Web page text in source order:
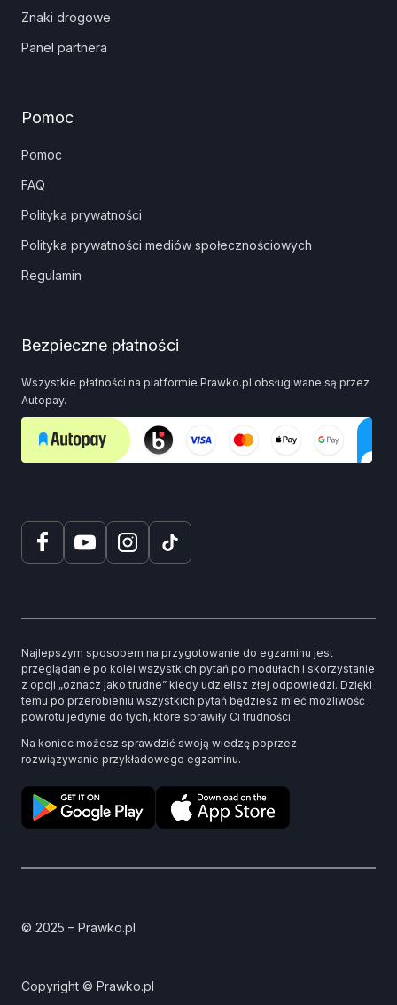
Znaki drogowe
Panel partnera
Pomoc
Pomoc
FAQ
Polityka prywatności
Polityka prywatności mediów społecznościowych
Regulamin
Bezpieczne płatności
Wszystkie płatności na platformie Prawko.pl obsługiwane są przez
Autopay.
Najlepszym sposobem na przygotowanie do egzaminu jest
przeglądanie po kolei wszystkich pytań po modułach i skorzystanie
z opcji „oznacz jako trudne” kiedy udzielisz złej odpowiedzi. Dzięki
temu po przerobieniu wszystkich pytań będziesz mieć możliwość
powrotu jedynie do tych, które sprawiły Ci trudności.
Na koniec możesz sprawdzić swoją wiedzę poprzez
rozwiązywanie przykładowego egzaminu.
© 2025 – Prawko.pl
Copyright © Prawko.pl